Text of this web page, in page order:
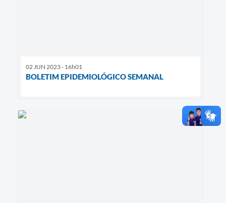
02 JUN 2023 - 16h01
BOLETIM EPIDEMIOLÓGICO SEMANAL